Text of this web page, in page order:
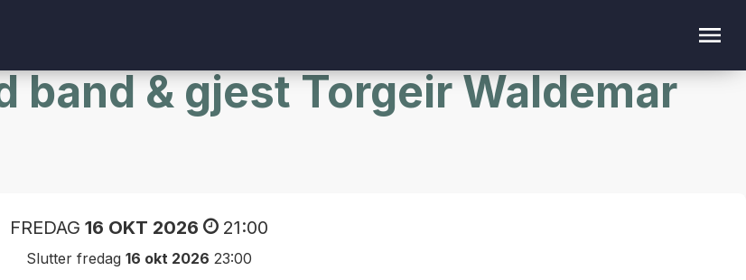
band & gjest Torgeir Waldemar
FREDAG 16 OKT 2026 21:00
Slutter fredag 16 okt 2026 23:00